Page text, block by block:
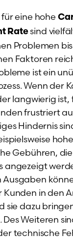
eine hohe
Ratesind
Problemen
Faktoren
ist ein
Wenn der
langwierig ist,
frustriert
Hindernis
Gebühren,
angezeigt
Kunden in den
sie dazu
Weiteren
technische